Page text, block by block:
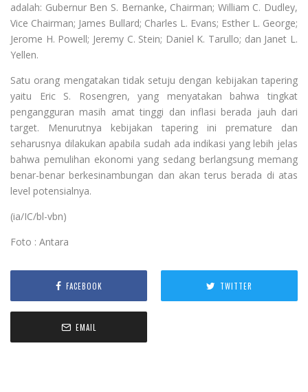
adalah: Gubernur Ben S. Bernanke, Chairman; William C. Dudley,
Vice Chairman; James Bullard; Charles L. Evans; Esther L. George;
Jerome H. Powell; Jeremy C. Stein; Daniel K. Tarullo; dan Janet L.
Yellen.
Satu orang mengatakan tidak setuju dengan kebijakan tapering
yaitu Eric S. Rosengren, yang menyatakan bahwa tingkat
pengangguran masih amat tinggi dan inflasi berada jauh dari
target. Menurutnya kebijakan tapering ini premature dan
seharusnya dilakukan apabila sudah ada indikasi yang lebih jelas
bahwa pemulihan ekonomi yang sedang berlangsung memang
benar-benar berkesinambungan dan akan terus berada di atas
level potensialnya.
(ia/IC/bl-vbn)
Foto : Antara
FACEBOOK TWITTER
EMAIL